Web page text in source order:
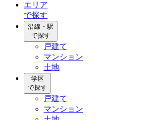
エリア
で探す
沿線・駅
で探す
戸建て
マンション
土地
学区
で探す
戸建て
マンション